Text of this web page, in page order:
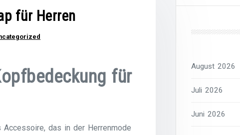
für Herren
für
das in der Herrenmode
August 2026
Juli 2026
Juni 2026